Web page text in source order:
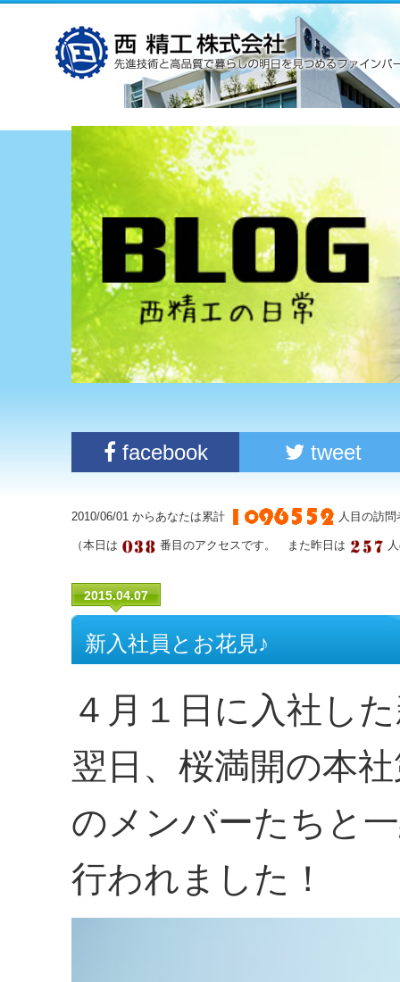
facebook tweet
2010/06/01 からあなたは累計 人目の訪
（本日は 番目のアクセスです。 また昨日は
2015.04.07
新入社員とお花見♪
４月１日に入社し
翌日、桜満開の本
のメンバーたちと
行われました！